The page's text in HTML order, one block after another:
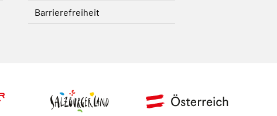
Barrierefreiheit